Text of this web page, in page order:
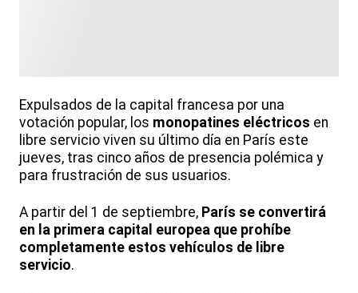
Expulsados de la capital francesa por una
votación popular, los monopatines eléctricos en
libre servicio viven su último día en París este
jueves, tras cinco años de presencia polémica y
para frustración de sus usuarios.
A partir del 1 de septiembre, París se convertirá
en la primera capital europea que prohíbe
completamente estos vehículos de libre
servicio.